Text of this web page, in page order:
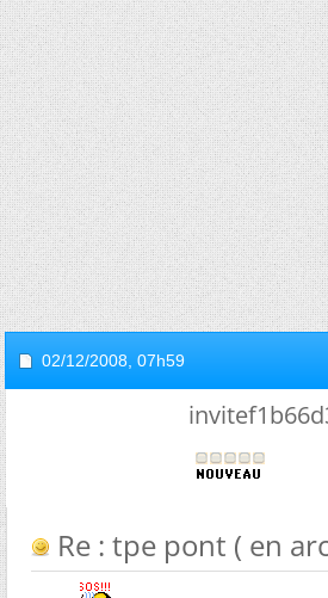
02/12/2008, 07h59
Re : tpe pont ( en